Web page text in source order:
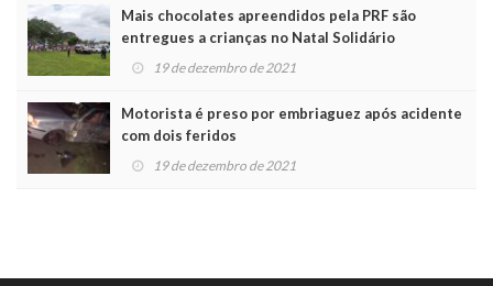
Mais chocolates apreendidos pela PRF são
entregues a crianças no Natal Solidário
19 de dezembro de 2021
Motorista é preso por embriaguez após acidente
com dois feridos
19 de dezembro de 2021